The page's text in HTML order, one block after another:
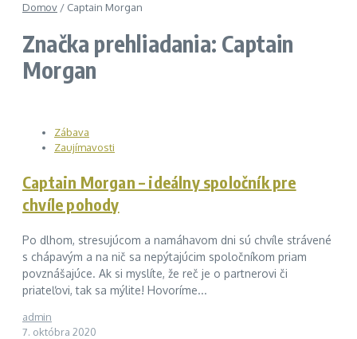
Domov / Captain Morgan
Značka prehliadania: Captain
Morgan
Zábava
Zaujímavosti
Captain Morgan – ideálny spoločník pre
chvíle pohody
Po dlhom, stresujúcom a namáhavom dni sú chvíle strávené
s chápavým a na nič sa nepýtajúcim spoločníkom priam
povznášajúce. Ak si myslíte, že reč je o partnerovi či
priateľovi, tak sa mýlite! Hovoríme...
admin
7. októbra 2020